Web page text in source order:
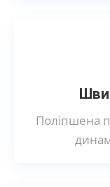
Поліпшена